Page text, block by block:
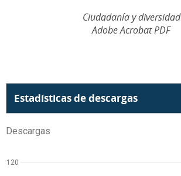
Ciudadanía y diversidad
Adobe Acrobat PDF
Estadísticas de descargas
Descargas
120